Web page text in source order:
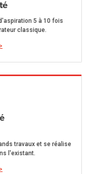
5 à 10 fois
classique.
travaux et se réalise
l'existant.